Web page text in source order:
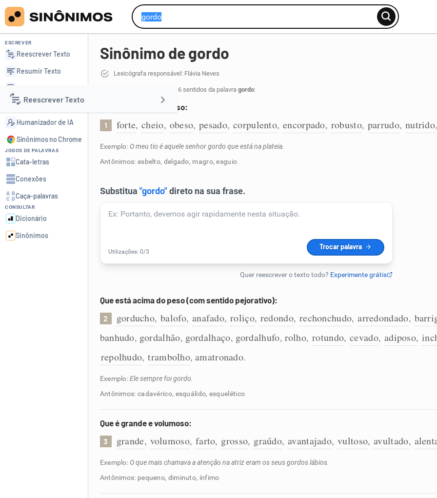
Reescrever Texto
Resumir Texto
Corrigir Texto
Detector de IA
Humanizador de IA
ESCREVER
Reescrever Texto
Resumir Texto
Detector de IA
Humanizador de IA
Sinônimos no Chrome
JOGOS DE PALAVRAS
Cata-letras
Conexões
Caça-palavras
CONSULTAR
Dicionário
Sinônimos
Sinônimo de gordo
Lexicógrafa responsável: Flávia Neves
para 6 sentidos da palavra gordo:
Que está acima do peso:
1 forte, cheio, obeso, pesado, corpulento, encorpado, robusto, parrudo, nutrido,
Exemplo: O meu tio é aquele senhor gordo que está na plateia.
Antônimos: esbelto, delgado, magro, esguio
Que está acima do peso (com sentido pejorativo):
2 gorducho, balofo, anafado, roliço, redondo, rechonchudo, arredondado,
banhudo, gordalhão, gordalhaço, gordalhufo, rolho, rotundo, cevado, adiposo,
repolhudo, trambolho,amatronado.
Exemplo:Ele sempre foi gordo.
Antônimos: cadavérico, esquálido, esquelético
Que é grande e volumoso:
3 grande, volumoso, farto, grosso, graúdo, avantajado, vultoso, avultado,
Exemplo: O que mais chamava a atenção na atriz eram os seus gordos lábios.
Antônimos: pequeno, diminuto, ínfimo